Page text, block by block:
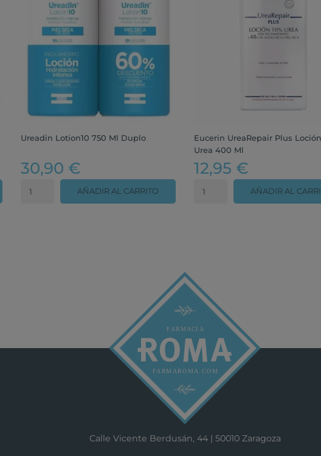
Ureadin Lotion10 750 Ml Duplo
30,90 €
AÑADIR AL CARRITO
Eucerin UreaRepair Plus
Urea 400 Ml
12,95 €
AÑADIR AL
Calle Vicente Berdusán, 44 | 50010 Zaragoza